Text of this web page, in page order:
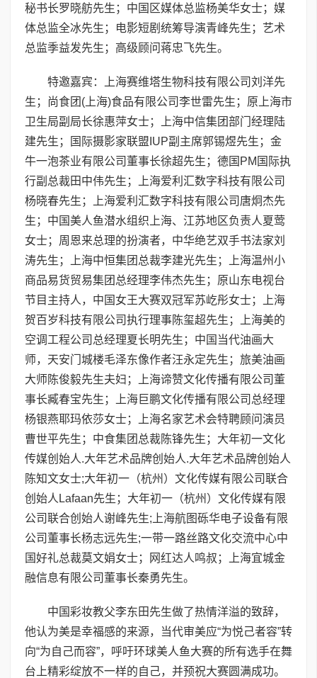
秘书长罗晓舫先生；中国区媒体总监杨美华女士；媒
体总监全冰先生；电影短剧统筹导演青峰先生；艺术
总监季益发先生；高级顾问蒋忠飞先生。
特邀嘉宾：上海赛维塔生物科技有限公司刘洋先
生；尚食团(上海)食品有限公司李世雷先生；原上海市
卫生局副局长徐惠萍女士；上海中信集团部门经理陆
建先生；国际摄影家联盟IUP副主席郭锡煜先生；金
牛一泡茶业有限公司董事长徐超先生；德国PM国际执
行副总裁田中伟先生；上海爱利汇数字科技有限公司
杨晓春先生；上海爱利汇数字科技有限公司唐炯杰先
生；中国美人鱼潜水组织上海、江苏地区负责人夏莺
女士；周恩来总理的扮演者，中华绝艺双手书法家刘
涛先生；上海中恒集团总裁李建光先生；上海温州小
商品易货贸易集团总经理李伟杰先生；原山东电视台
节目主持人，中国女王大赛双冠军苏屹彤女士；上海
贺百岁科技有限公司执行理事陈玺超先生；上海美的
空调工程公司总经理夏长明先生；中国当代油画大
师，天安门城楼毛泽东像作者汪永定先生；旅美油画
大师陈俊毅先生夫妇；上海谛赞文化传播有限公司董
事长臧春宝先生；上海巨鹏文化传播有限公司总经理
杨银燕耶玛依莎女士；上海名家艺术会特聘顾问演员
曹世平先生；中食集团总裁陈锋先生；大年初一文化
传媒创始人.大年艺术品牌创始人.大年艺术品牌创始人
陈知文女士;大年初一（杭州）文化传媒有限公司联合
创始人Lafaan先生；大年初一（杭州）文化传媒有限
公司联合创始人谢峰先生;上海航图砾华电子设备有限
公司董事长杨志远先生;一带一路丝路文化交流中心中
国好礼总裁莫文娟女士；网红达人鸣叔；上海宜城金
融信息有限公司董事长秦勇先生。
中国彩妆教父李东田先生做了热情洋溢的致辞，
他认为美是幸福感的来源，当代审美应“为悦己者容”转
向“为自己而容”，呼吁环球美人鱼大赛的所有选手在舞
台上精彩绽放不一样的自己，并预祝大赛圆满成功。